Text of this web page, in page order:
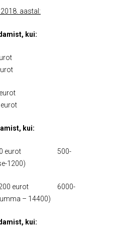
aastal:
kui:
eurot
eurot
kui:
2100 eurot 500-
1200)
25200 eurot 6000-
– 14400)
kui: